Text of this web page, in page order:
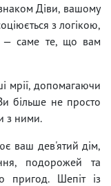
Діви, вашому
з логікою,
— саме те, що вам
мрії, допомагаючи
більше не просто
з ними.
ваш дев'ятий дім,
подорожей та
пригод. Шепіт із